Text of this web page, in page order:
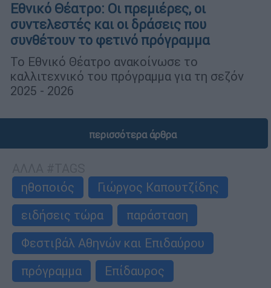
Εθνικό Θέατρο: Οι πρεμιέρες, οι
συντελεστές και οι δράσεις που
συνθέτουν το φετινό πρόγραμμα
Το Εθνικό Θέατρο ανακοίνωσε το
καλλιτεχνικό του πρόγραμμα για τη σεζόν
2025 - 2026
περισσότερα άρθρα
ηθοποιός
Γιώργος Καπουτζίδης
ειδήσεις τώρα
παράσταση
Φεστιβάλ Αθηνών και Επιδαύρου
πρόγραμμα
Επίδαυρος